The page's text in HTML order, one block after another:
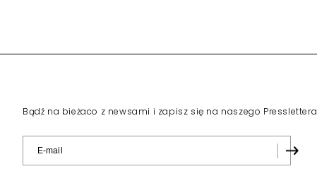
Bądź na bieżaco z newsami i zapisz się na naszego Presslettera